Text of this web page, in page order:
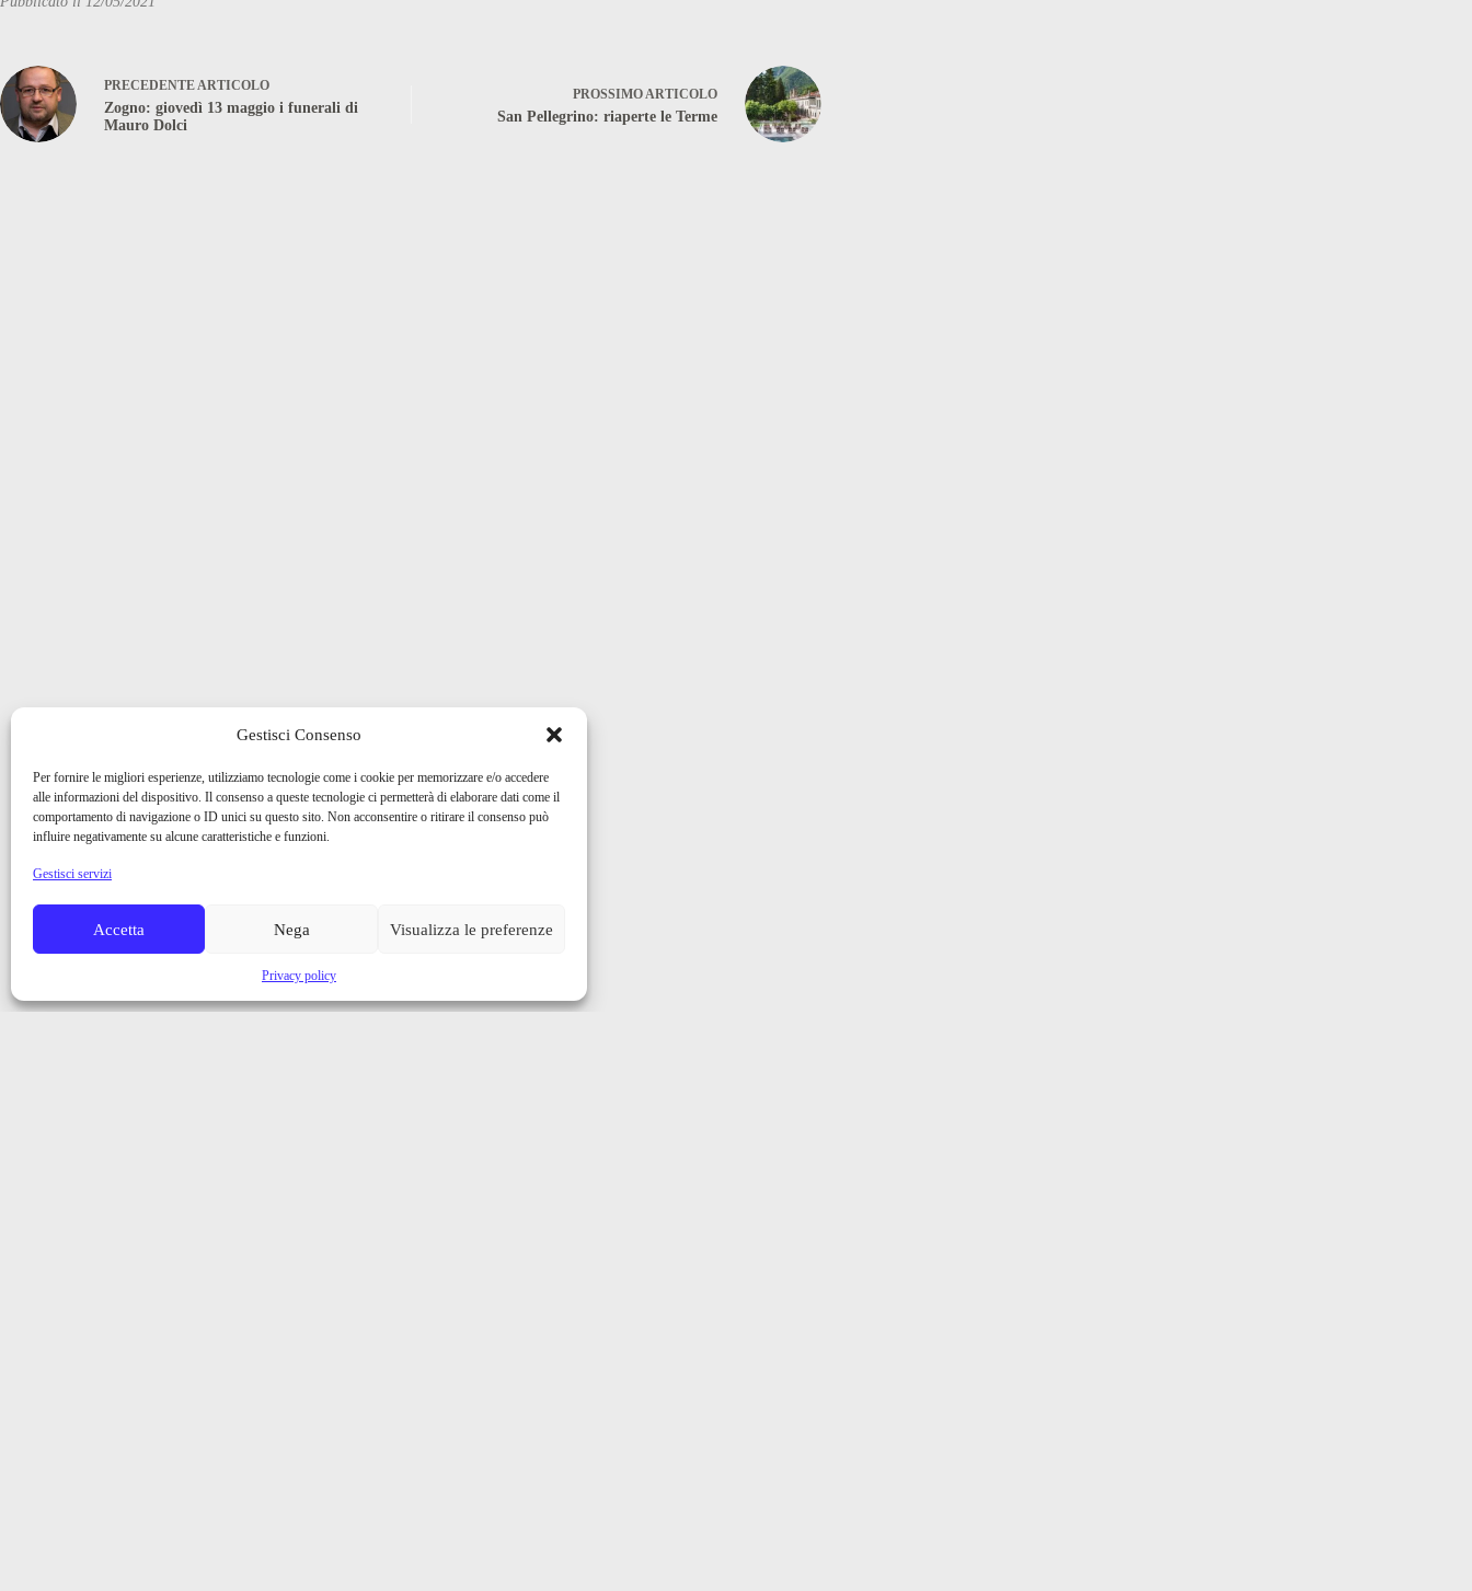
Gestisci Consenso
Per fornire le migliori esperienze, utilizziamo tecnologie come i cookie per memorizzare e/o accedere
alle informazioni del dispositivo. Il consenso a queste tecnologie ci permetterà di elaborare dati come il
comportamento di navigazione o ID unici su questo sito. Non acconsentire o ritirare il consenso può
influire negativamente su alcune caratteristiche e funzioni.
Gestisci servizi
Accetta Nega Visualizza le preferenze
Privacy policy
PRECEDENTE ARTICOLO
Zogno: giovedì 13 maggio i funerali di
Mauro Dolci
PROSSIMO ARTICOLO
San Pellegrino: riaperte le Terme